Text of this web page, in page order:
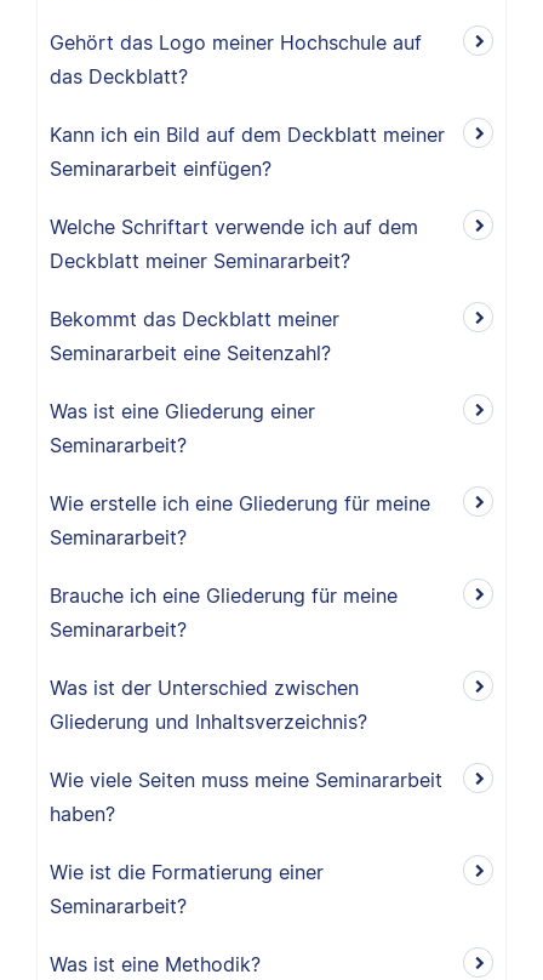
Gehört das Logo meiner Hochschule auf
das Deckblatt?
Kann ich ein Bild auf dem Deckblatt meiner
Seminararbeit einfügen?
Welche Schriftart verwende ich auf dem
Deckblatt meiner Seminararbeit?
Bekommt das Deckblatt meiner
Seminararbeit eine Seitenzahl?
Was ist eine Gliederung einer
Seminararbeit?
Wie erstelle ich eine Gliederung für meine
Seminararbeit?
Brauche ich eine Gliederung für meine
Seminararbeit?
Was ist der Unterschied zwischen
Gliederung und Inhaltsverzeichnis?
Wie viele Seiten muss meine Seminararbeit
haben?
Wie ist die Formatierung einer
Seminararbeit?
Was ist eine Methodik?